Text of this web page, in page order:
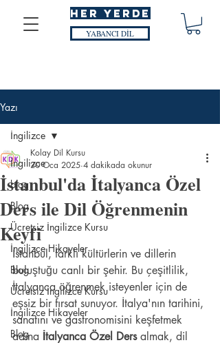
HER YERDE
YABANCI DİL
Yazı
İngilizce
blog
Blog
Ücretsiz İngilizce Kursu
İngilizce Hikayeler
Blog
Ücretsiz İngilizce Kursu
İngilizce Hikayeler
Blog
İngilizce
İstanbul'da İtalyanca Özel
Ders ile Dil Öğrenmenin
Keyfi
Kolay Dil Kursu
20 Oca 2025 4 dakikada okunur
İstanbul, farklı kültürlerin ve dillerin
buluştuğu canlı bir şehir. Bu çeşitlilik,
İtalyanca öğrenmek isteyenler için de
eşsiz bir fırsat sunuyor. İtalya'nın tarihini,
sanatını ve gastronomisini keşfetmek
adına İtalyanca Özel Ders almak, dil